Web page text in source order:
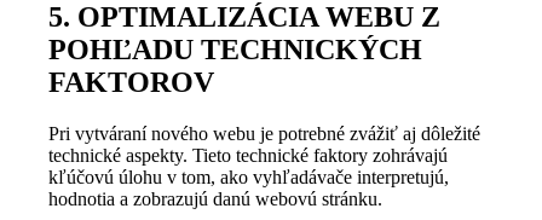
5. OPTIMALIZÁCIA WEBU Z
POHĽADU TECHNICKÝCH
FAKTOROV
Pri vytváraní nového webu je potrebné zvážiť aj dôležité
technické aspekty. Tieto technické faktory zohrávajú
kľúčovú úlohu v tom, ako vyhľadávače interpretujú,
hodnotia a zobrazujú danú webovú stránku.